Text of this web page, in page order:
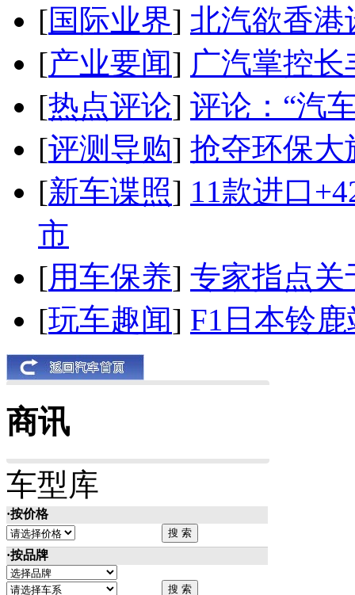
[国际业界] 北汽欲香港
[产业要闻] 广汽掌控
[热点评论] 评论：“汽
[评测导购] 抢夺环保大
[新车谍照] 11款进口
市
[用车保养] 专家指点关
[玩车趣闻] F1日本铃
商讯
车型库
·按价格
·按品牌